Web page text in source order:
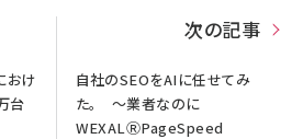
おけ
台
次の記事
自社のSEOをAIに任せてみ
た。 ～業者なのに
WEXALⓇPageSpeed